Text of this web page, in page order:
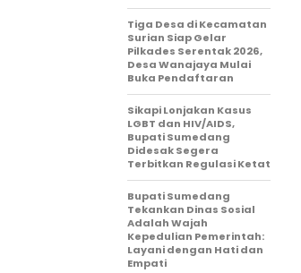
Tiga Desa di Kecamatan
Surian Siap Gelar
Pilkades Serentak 2026,
Desa Wanajaya Mulai
Buka Pendaftaran
Sikapi Lonjakan Kasus
LGBT dan HIV/AIDS,
Bupati Sumedang
Didesak Segera
Terbitkan Regulasi Ketat
Bupati Sumedang
Tekankan Dinas Sosial
Adalah Wajah
Kepedulian Pemerintah:
Layani dengan Hati dan
Empati